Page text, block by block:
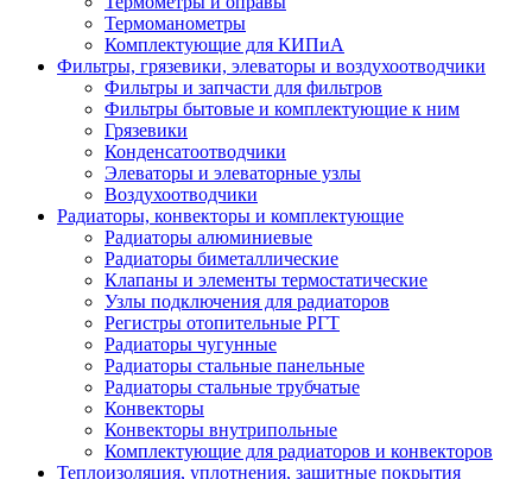
Термоманометры
Комплектующие для КИПиА
Фильтры, грязевики, элеваторы и воздухоотводчики
Фильтры и запчасти для фильтров
Фильтры бытовые и комплектующие к ним
Грязевики
Конденсатоотводчики
Элеваторы и элеваторные узлы
Воздухоотводчики
Радиаторы, конвекторы и комплектующие
Радиаторы алюминиевые
Радиаторы биметаллические
Клапаны и элементы термостатические
Узлы подключения для радиаторов
Регистры отопительные РГТ
Радиаторы чугунные
Радиаторы стальные панельные
Радиаторы стальные трубчатые
Конвекторы
Конвекторы внутрипольные
Комплектующие для радиаторов и конвекторов
Теплоизоляция, уплотнения, защитные покрытия